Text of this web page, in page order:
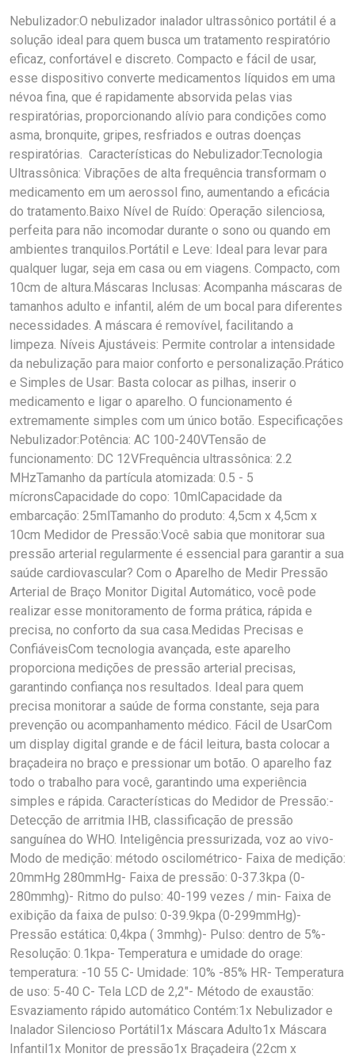
Nebulizador:O nebulizador inalador ultrassônico portátil é a
solução ideal para quem busca um tratamento respiratório
eficaz, confortável e discreto. Compacto e fácil de usar,
esse dispositivo converte medicamentos líquidos em uma
névoa fina, que é rapidamente absorvida pelas vias
respiratórias, proporcionando alívio para condições como
asma, bronquite, gripes, resfriados e outras doenças
respiratórias. Características do Nebulizador:Tecnologia
Ultrassônica: Vibrações de alta frequência transformam o
medicamento em um aerossol fino, aumentando a eficácia
do tratamento.Baixo Nível de Ruído: Operação silenciosa,
perfeita para não incomodar durante o sono ou quando em
ambientes tranquilos.Portátil e Leve: Ideal para levar para
qualquer lugar, seja em casa ou em viagens. Compacto, com
10cm de altura.Máscaras Inclusas: Acompanha máscaras de
tamanhos adulto e infantil, além de um bocal para diferentes
necessidades. A máscara é removível, facilitando a
limpeza. Níveis Ajustáveis: Permite controlar a intensidade
da nebulização para maior conforto e personalização.Prático
e Simples de Usar: Basta colocar as pilhas, inserir o
medicamento e ligar o aparelho. O funcionamento é
extremamente simples com um único botão. Especificações
Nebulizador:Potência: AC 100-240VTensão de
funcionamento: DC 12VFrequência ultrassônica: 2.2
MHzTamanho da partícula atomizada: 0.5 - 5
mícronsCapacidade do copo: 10mlCapacidade da
embarcação: 25mlTamanho do produto: 4,5cm x 4,5cm x
10cm Medidor de Pressão:Você sabia que monitorar sua
pressão arterial regularmente é essencial para garantir a sua
saúde cardiovascular? Com o Aparelho de Medir Pressão
Arterial de Braço Monitor Digital Automático, você pode
realizar esse monitoramento de forma prática, rápida e
precisa, no conforto da sua casa.Medidas Precisas e
ConfiáveisCom tecnologia avançada, este aparelho
proporciona medições de pressão arterial precisas,
garantindo confiança nos resultados. Ideal para quem
precisa monitorar a saúde de forma constante, seja para
prevenção ou acompanhamento médico. Fácil de UsarCom
um display digital grande e de fácil leitura, basta colocar a
braçadeira no braço e pressionar um botão. O aparelho faz
todo o trabalho para você, garantindo uma experiência
simples e rápida. Características do Medidor de Pressão:-
Detecção de arritmia IHB, classificação de pressão
sanguínea do WHO. Inteligência pressurizada, voz ao vivo-
Modo de medição: método oscilométrico- Faixa de medição:
20mmHg 280mmHg- Faixa de pressão: 0-37.3kpa (0-
280mmhg)- Ritmo do pulso: 40-199 vezes / min- Faixa de
exibição da faixa de pulso: 0-39.9kpa (0-299mmHg)-
Pressão estática: 0,4kpa ( 3mmhg)- Pulso: dentro de 5%-
Resolução: 0.1kpa- Temperatura e umidade do orage:
temperatura: -10 55 C- Umidade: 10% -85% HR- Temperatura
de uso: 5-40 C- Tela LCD de 2,2"- Método de exaustão:
Esvaziamento rápido automático Contém:1x Nebulizador e
Inalador Silencioso Portátil1x Máscara Adulto1x Máscara
Infantil1x Monitor de pressão1x Braçadeira (22cm x